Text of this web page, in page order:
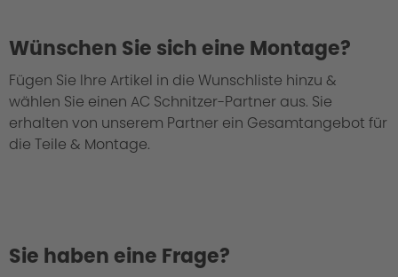
We take every suspension kit through the
"Green Hell".
Wünschen Sie sich eine Montage?
Fügen Sie Ihre Artikel in die Wunschliste hinzu &
wählen Sie einen AC Schnitzer-Partner aus. Sie
erhalten von unserem Partner ein Gesamtangebot für
die Teile & Montage.
Sie haben eine Frage?